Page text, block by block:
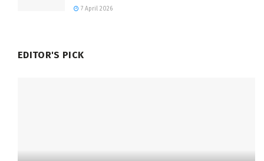
7 April 2026
EDITOR'S PICK